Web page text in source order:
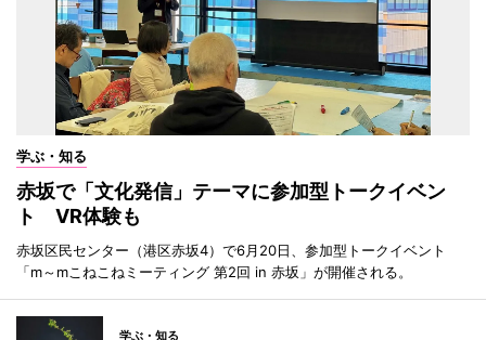
学ぶ・知る
赤坂で「文化発信」テーマに参加型トークイベン
ト VR体験も
赤坂区民センター（港区赤坂4）で6月20日、参加型トークイベント
「m～mこねこねミーティング 第2回 in 赤坂」が開催される。
学ぶ・知る